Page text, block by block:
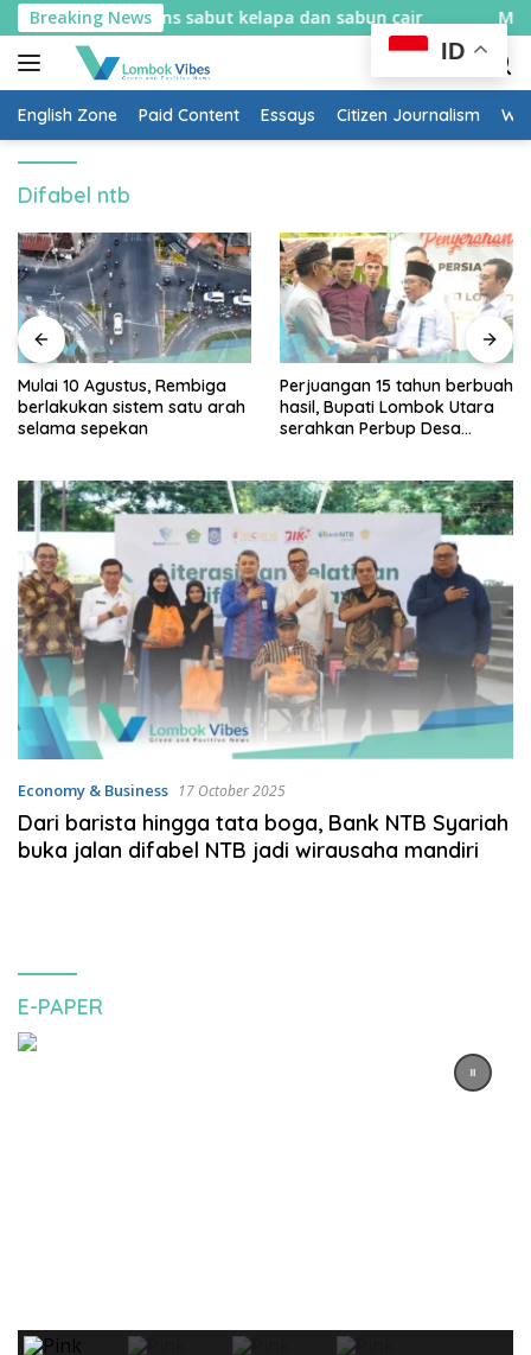
Skip
to
content
Breaking News
bikin spons sabut kelapa dan sabun cair Mulai
English Zone Paid Content Essays Citizen Journalism
Difabel ntb
Mulai 10 Agustus, Rembiga
berlakukan sistem satu arah
selama sepekan
Perjuangan 15 tahun berbuah
hasil, Bupati Lombok Utara
serahkan Perbup Desa
Economy & Business 17 October 2025
Dari barista hingga tata boga, Bank NTB Syariah
buka jalan difabel NTB jadi wirausaha mandiri
E-PAPER
ID